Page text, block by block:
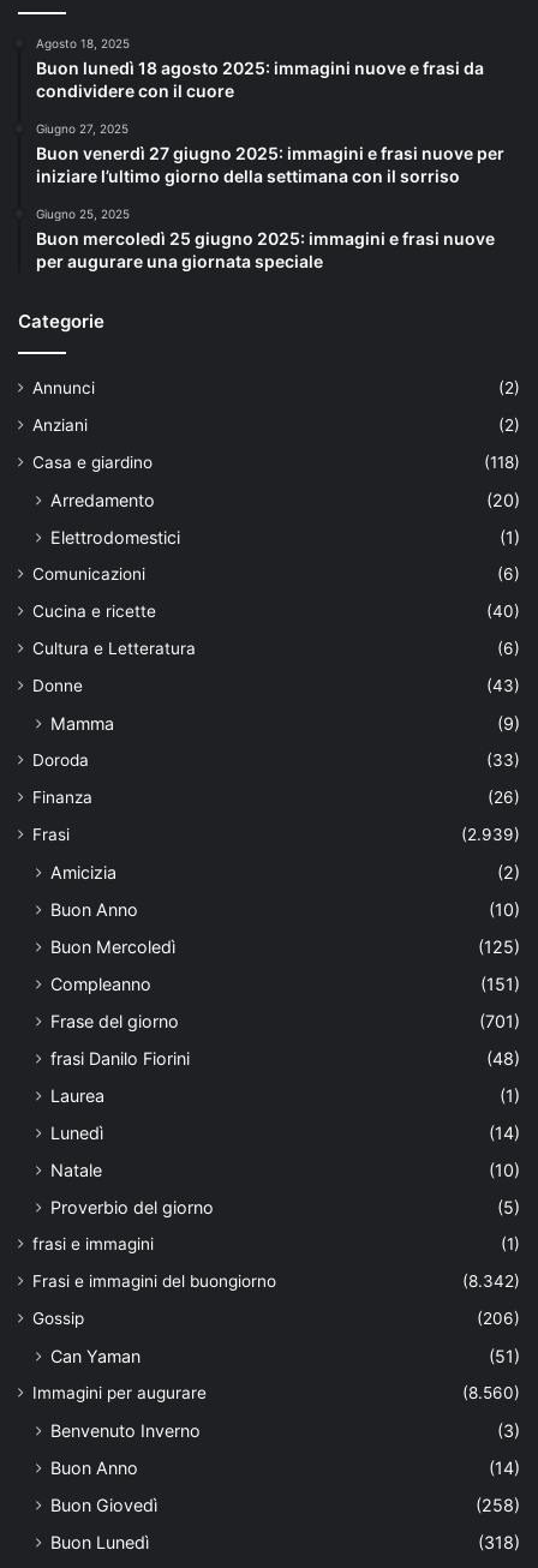
Agosto 18, 2025
Buon lunedì 18 agosto 2025: immagini nuove e frasi da
condividere con il cuore
Giugno 27, 2025
Buon venerdì 27 giugno 2025: immagini e frasi nuove per
iniziare l’ultimo giorno della settimana con il sorriso
Giugno 25, 2025
Buon mercoledì 25 giugno 2025: immagini e frasi nuove
per augurare una giornata speciale
Categorie
Annunci
(2)
Anziani
(2)
Casa e giardino
(118)
Arredamento
(20)
Elettrodomestici
(1)
Comunicazioni
(6)
Cucina e ricette
(40)
Cultura e Letteratura
(6)
Donne
(43)
Mamma (9)
Doroda
(33)
Finanza
(26)
Frasi
(2.939)
Amicizia
(2)
Buon Anno
(10)
Buon Mercoledì
(125)
Compleanno
(151)
Frase del giorno
(701)
frasi Danilo Fiorini
(48)
Laurea
(1)
Lunedì
(14)
Natale
(10)
Proverbio del giorno
(5)
frasi e immagini
(1)
Frasi e immagini del buongiorno
(8.342)
Gossip
(206)
Can Yaman (51)
Immagini per augurare (8.560)
Benvenuto Inverno
(3)
Buon Anno
(14)
Buon Giovedì
(258)
Buon Lunedì
(318)